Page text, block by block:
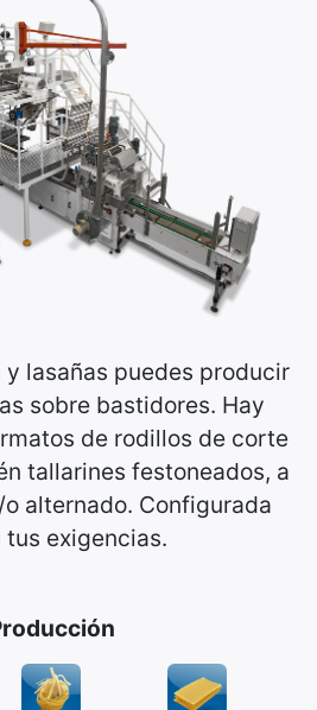
y lasañas puedes producir
sobre bastidores. Hay
de rodillos de corte
tallarines festoneados, a
alternado. Configurada
tus exigencias.